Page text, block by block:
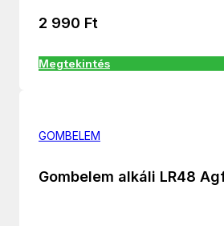
2 990 Ft
Megtekintés
GOMBELEM
Gombelem alkáli LR48